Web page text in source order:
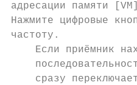
адресации памяти
Нажмите цифровые
частоту.
Если приёмник
сразу